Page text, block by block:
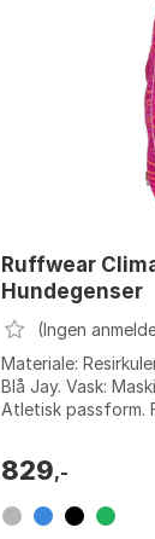
Ruffwear
Hundegenser
(Ingen
Materiale:
Blå Jay. Vask:
Atletisk passform.
829,-